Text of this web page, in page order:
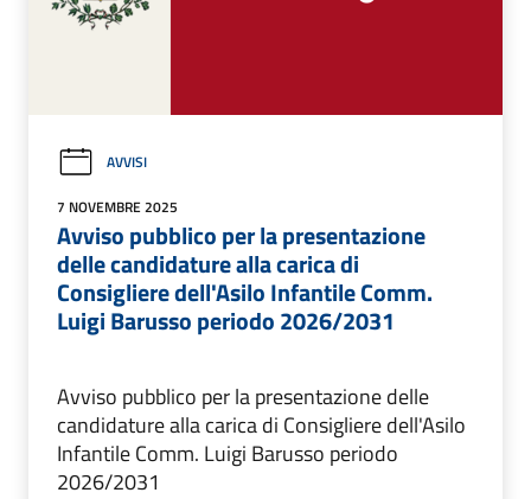
AVVISI
7 NOVEMBRE 2025
Avviso pubblico per la presentazione
delle candidature alla carica di
Consigliere dell'Asilo Infantile Comm.
Luigi Barusso periodo 2026/2031
Avviso pubblico per la presentazione delle
candidature alla carica di Consigliere dell'Asilo
Infantile Comm. Luigi Barusso periodo
2026/2031